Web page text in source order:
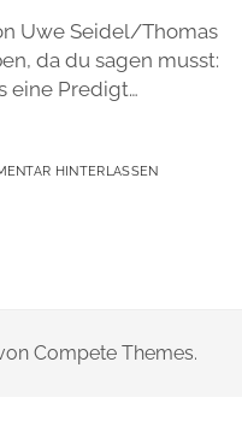
email
Uwe Seidel/Thomas
da du sagen musst:
eine Predigt…
HINTERLASSEN
Compete Themes.